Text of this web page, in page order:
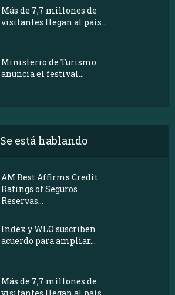
Más de 7,7 millones de
visitantes llegan al país...
Ministerio de Turismo
anuncia el festival...
Se está hablando
AM Best Affirms Credit
Ratings of Seguros
Reservas...
Index y WLO suscriben
acuerdo para ampliar...
Más de 7,7 millones de